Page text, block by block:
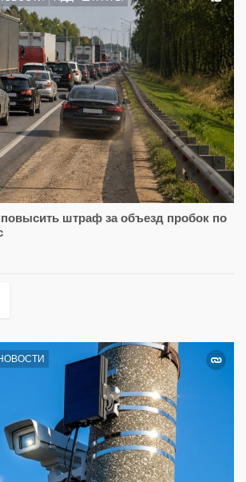
штраф за объезд пробок по